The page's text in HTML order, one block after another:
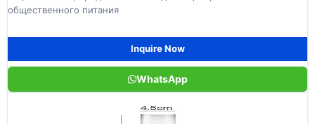
общественного питания
Inquire Now
WhatsApp